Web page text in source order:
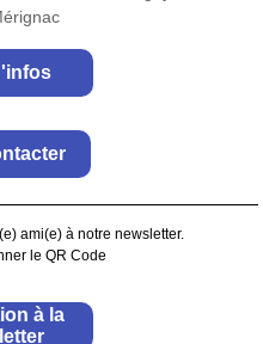
ami(e) à notre newsletter.
le QR Code
à la